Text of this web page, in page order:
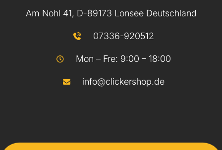
Am Nohl 41, D-89173 Lonsee Deutschland
07336-920512
Mon – Fre: 9:00 – 18:00
info@clickershop.de